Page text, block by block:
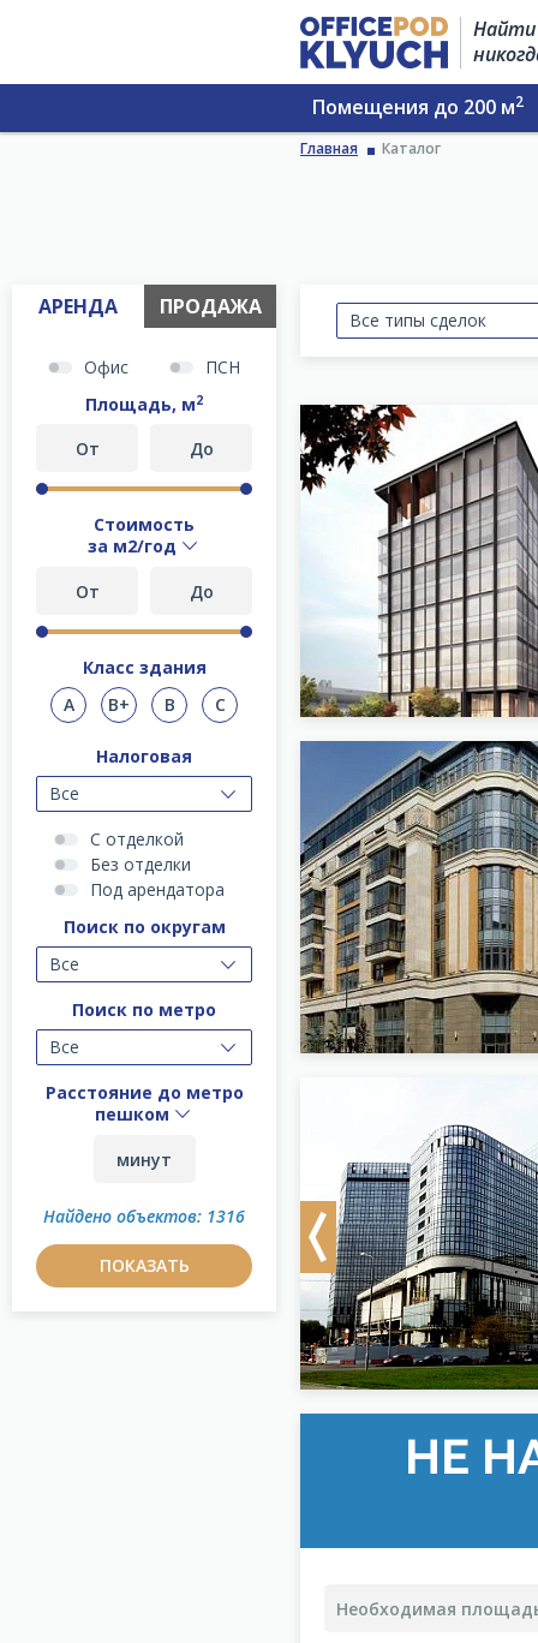
Найти
Помещения до 200 м2
Главная Каталог
АРЕНДА ПРОДАЖА
Офис
ПСН
Площадь, м2
Стоимость
за м2/год
Класс здания
A
B+ B C
Налоговая
Все
С отделкой
Без отделки
Под арендатора
Поиск по округам
Все
Поиск по метро
Все
Расстояние до метро
пешком
Найдено объектов: 1316
ПОКАЗАТЬ
Все типы сделок
Previous
НЕ